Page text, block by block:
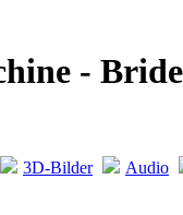
-
3D-Bilder Audio